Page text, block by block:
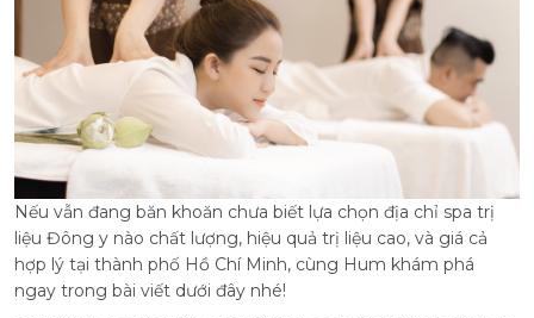
Nếu vẫn đang băn khoăn chưa biết lựa chọn địa chỉ spa trị
liệu Đông y nào chất lượng, hiệu quả trị liệu cao, và giá cả
hợp lý tại thành phố Hồ Chí Minh, cùng Hum khám phá
ngay trong bài viết dưới đây nhé!